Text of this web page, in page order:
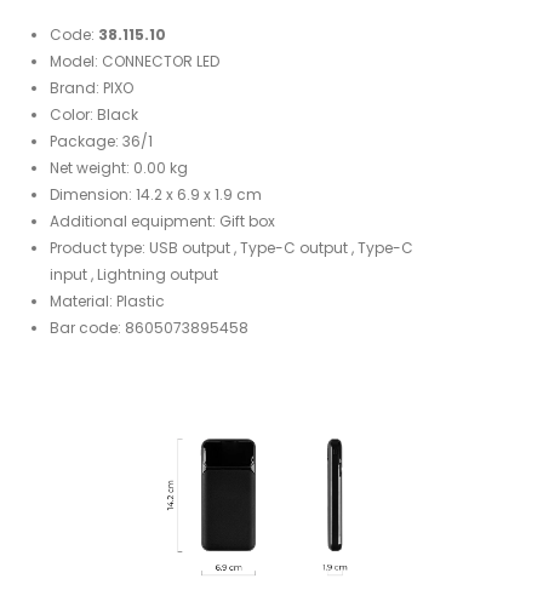
Code: 38.115.10
Model: CONNECTOR LED
Brand: PIXO
Color: Black
Package: 36/1
Net weight: 0.00 kg
Dimension: 14.2 x 6.9 x 1.9 cm
Additional equipment: Gift box
Product type: USB output , Type-C output , Type-C
input , Lightning output
Material: Plastic
Bar code: 8605073895458